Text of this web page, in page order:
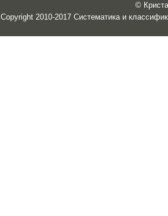
©
Copyright 2010-2017 Систематика и